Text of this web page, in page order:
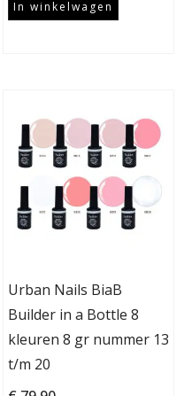
In winkelwagen
Urban Nails BiaB
Builder in a Bottle 8
kleuren 8 gr nummer 13
t/m 20